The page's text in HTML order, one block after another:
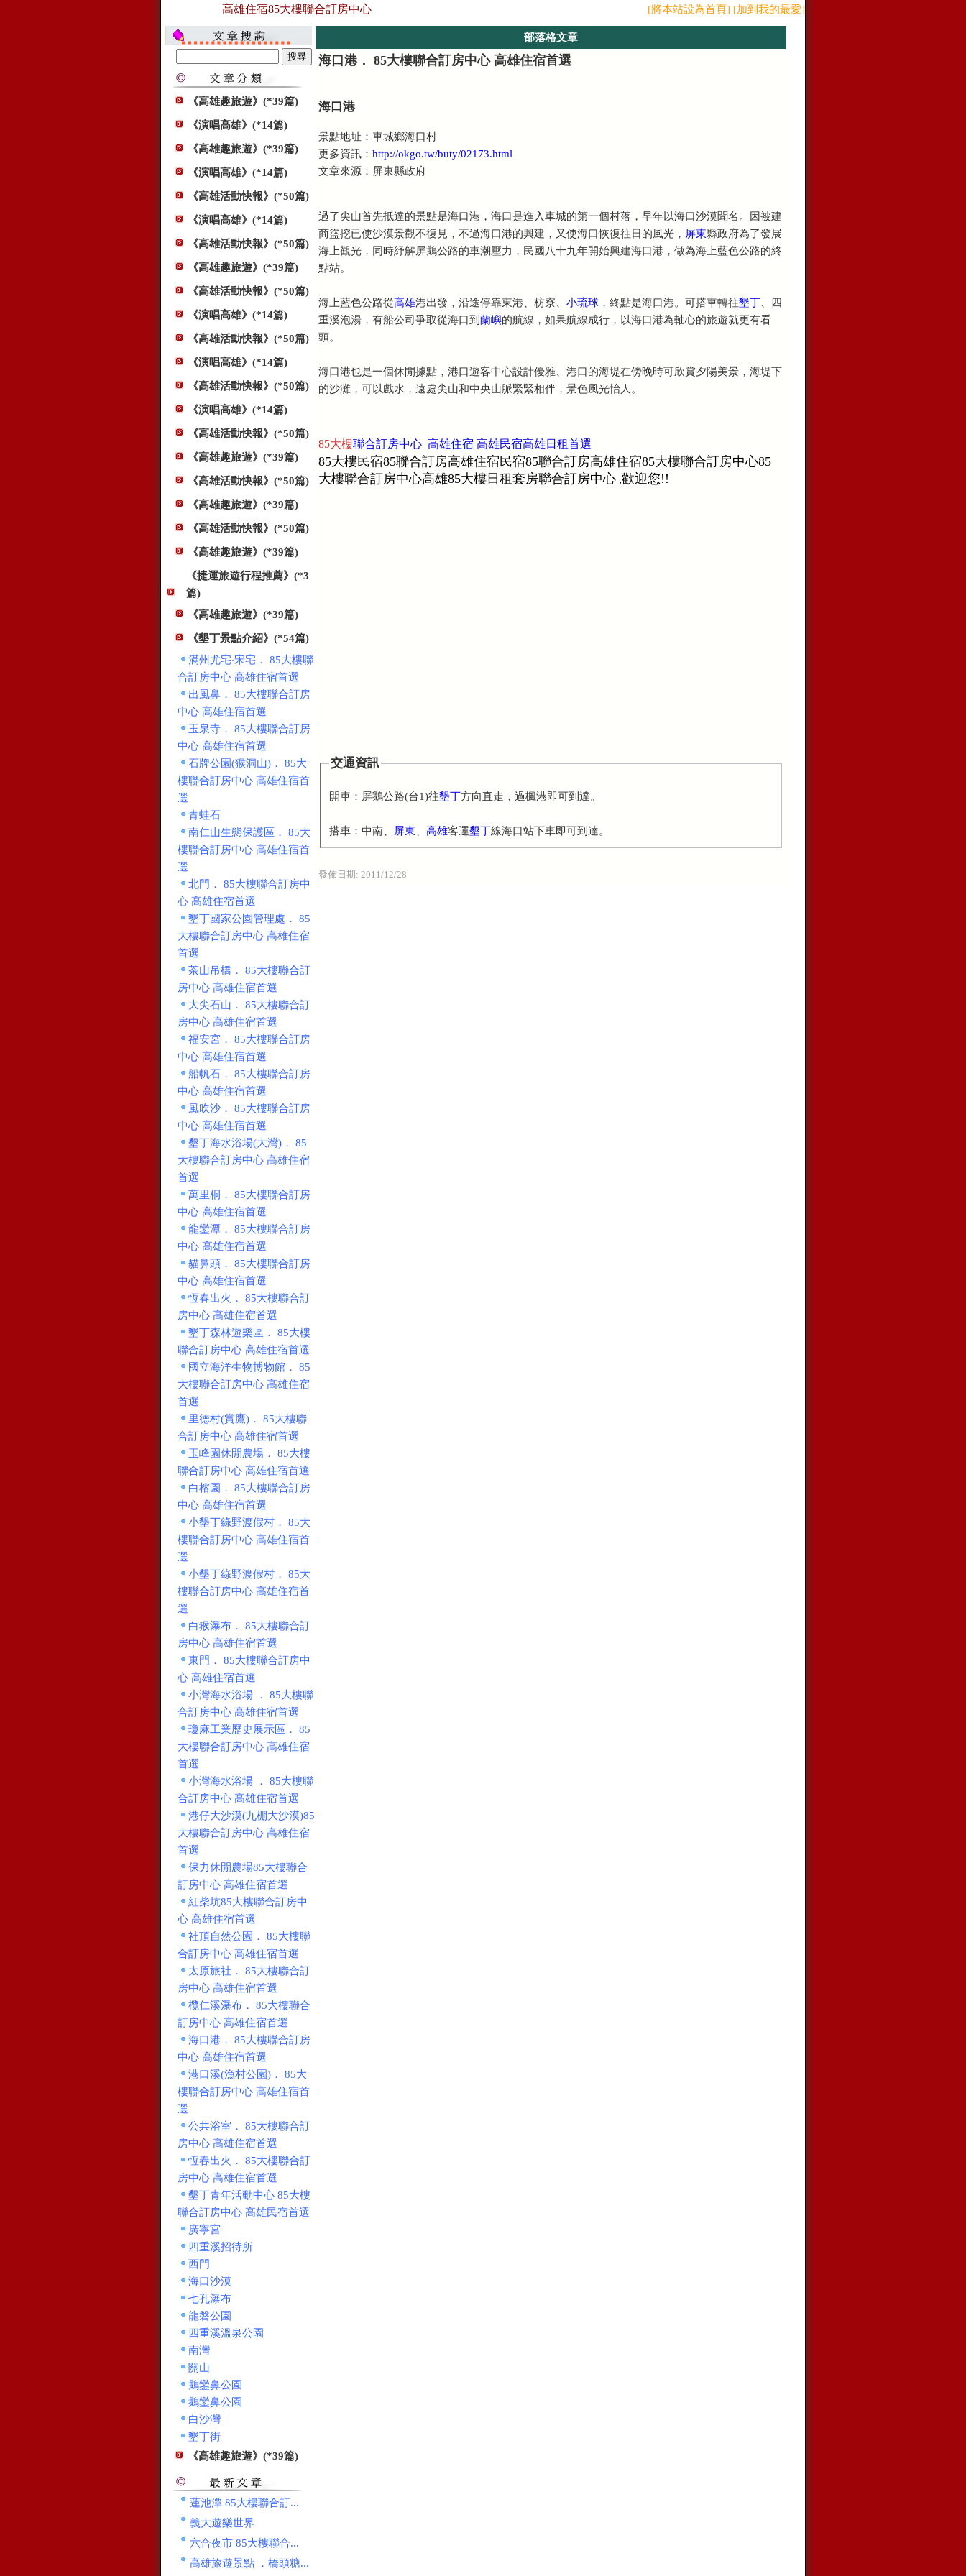
高雄住宿85大樓聯合訂房中心 [將本站設為首頁] [加到我的最愛]
《高雄趣旅遊》(*39篇)
《演唱高雄》(*14篇)
《高雄趣旅遊》(*39篇)
《演唱高雄》(*14篇)
《高雄活動快報》(*50篇)
《演唱高雄》(*14篇)
《高雄活動快報》(*50篇)
《高雄趣旅遊》(*39篇)
《高雄活動快報》(*50篇)
《演唱高雄》(*14篇)
《高雄活動快報》(*50篇)
《演唱高雄》(*14篇)
《高雄活動快報》(*50篇)
《演唱高雄》(*14篇)
《高雄活動快報》(*50篇)
《高雄趣旅遊》(*39篇)
《高雄活動快報》(*50篇)
《高雄趣旅遊》(*39篇)
《高雄活動快報》(*50篇)
《高雄趣旅遊》(*39篇)
《捷運旅遊行程推薦》(*3
篇)
《高雄趣旅遊》(*39篇)
《墾丁景點介紹》(*54篇)
滿州尤宅‧宋宅． 85大樓聯
合訂房中心 高雄住宿首選
出風鼻． 85大樓聯合訂房
中心 高雄住宿首選
玉泉寺． 85大樓聯合訂房
中心 高雄住宿首選
石牌公園(猴洞山)． 85大
樓聯合訂房中心 高雄住宿首
選
青蛙石
南仁山生態保護區． 85大
樓聯合訂房中心 高雄住宿首
選
北門． 85大樓聯合訂房中
心 高雄住宿首選
墾丁國家公園管理處． 85
大樓聯合訂房中心 高雄住宿
首選
茶山吊橋． 85大樓聯合訂
房中心 高雄住宿首選
大尖石山． 85大樓聯合訂
房中心 高雄住宿首選
福安宮． 85大樓聯合訂房
中心 高雄住宿首選
船帆石． 85大樓聯合訂房
中心 高雄住宿首選
風吹沙． 85大樓聯合訂房
中心 高雄住宿首選
墾丁海水浴場(大灣)． 85
大樓聯合訂房中心 高雄住宿
首選
萬里桐． 85大樓聯合訂房
中心 高雄住宿首選
龍鑾潭． 85大樓聯合訂房
中心 高雄住宿首選
貓鼻頭． 85大樓聯合訂房
中心 高雄住宿首選
恆春出火． 85大樓聯合訂
房中心 高雄住宿首選
墾丁森林遊樂區． 85大樓
聯合訂房中心 高雄住宿首選
國立海洋生物博物館． 85
大樓聯合訂房中心 高雄住宿
首選
里德村(賞鷹)． 85大樓聯
合訂房中心 高雄住宿首選
玉峰園休閒農場． 85大樓
聯合訂房中心 高雄住宿首選
白榕園． 85大樓聯合訂房
中心 高雄住宿首選
小墾丁綠野渡假村． 85大
樓聯合訂房中心 高雄住宿首
選
小墾丁綠野渡假村． 85大
樓聯合訂房中心 高雄住宿首
選
白猴瀑布． 85大樓聯合訂
房中心 高雄住宿首選
東門． 85大樓聯合訂房中
心 高雄住宿首選
小灣海水浴場 ． 85大樓聯
合訂房中心 高雄住宿首選
瓊麻工業歷史展示區． 85
大樓聯合訂房中心 高雄住宿
首選
小灣海水浴場 ． 85大樓聯
合訂房中心 高雄住宿首選
港仔大沙漠(九棚大沙漠)85
大樓聯合訂房中心 高雄住宿
首選
保力休閒農場85大樓聯合
訂房中心 高雄住宿首選
紅柴坑85大樓聯合訂房中
心 高雄住宿首選
社頂自然公園． 85大樓聯
合訂房中心 高雄住宿首選
太原旅社． 85大樓聯合訂
房中心 高雄住宿首選
欖仁溪瀑布． 85大樓聯合
訂房中心 高雄住宿首選
海口港． 85大樓聯合訂房
中心 高雄住宿首選
港口溪(漁村公園)． 85大
樓聯合訂房中心 高雄住宿首
選
公共浴室． 85大樓聯合訂
房中心 高雄住宿首選
恆春出火． 85大樓聯合訂
房中心 高雄住宿首選
墾丁青年活動中心 85大樓
聯合訂房中心 高雄民宿首選
廣寧宮
四重溪招待所
西門
海口沙漠
七孔瀑布
龍磐公園
四重溪溫泉公園
南灣
關山
鵝鑾鼻公園
鵝鑾鼻公園
白沙灣
墾丁街
《高雄趣旅遊》(*39篇)
蓮池潭 85大樓聯合訂...
義大遊樂世界
六合夜市 85大樓聯合...
高雄旅遊景點 ．橋頭糖...
部落格文章
海口港． 85大樓聯合訂房中心 高雄住宿首選
海口港
景點地址：車城鄉海口村
更多資訊： http://okgo.tw/buty/02173.html
文章來源：屏東縣政府
過了尖山首先抵達的景點是海口港，海口是進入車城的第一個村落，早年以海口沙漠聞名。因被建
商盜挖已使沙漠景觀不復見，不過海口港的興建，又使海口恢復往日的風光， 屏東縣政府為了發展
海上觀光，同時紓解屏鵝公路的車潮壓力，民國八十九年開始興建海口港，做為海上藍色公路的終
點站。
海上藍色公路從高雄港出發，沿途停靠東港、枋寮、 小琉球 ，終點是海口港。可搭車轉往墾丁 、四
重溪泡湯，有船公司爭取從海口到 蘭嶼的航線，如果航線成行，以海口港為軸心的旅遊就更有看
頭。
海口港也是一個休閒據點，港口遊客中心設計優雅、港口的海堤在傍晚時可欣賞夕陽美景，海堤下
的沙灘，可以戲水，遠處尖山和中央山脈緊緊相伴，景色風光怡人。
85大樓聯合訂房中心 高雄住宿 高雄民宿高雄日租首選
85大樓民宿85聯合訂房高雄住宿民宿85聯合訂房高雄住宿85大樓聯合訂房中心85
大樓聯合訂房中心高雄85大樓日租套房聯合訂房中心 ,歡迎您!!
交通資訊
開車：屏鵝公路(台1)往墾丁方向直走，過楓港即可到達。
搭車：中南、 屏東、 高雄客運墾丁線海口站下車即可到達。
發佈日期: 2011/12/28